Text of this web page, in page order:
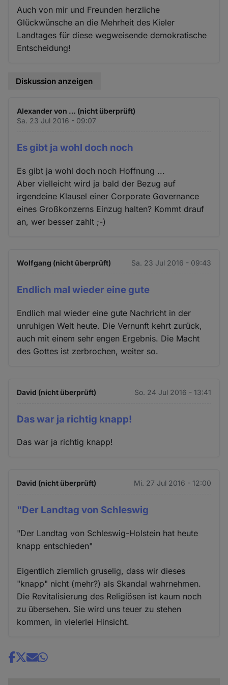
Auch von mir und Freunden herzliche
Glückwünsche an die Mehrheit des Kieler
Landtages für diese wegweisende demokratische
Entscheidung!
Diskussion anzeigen
Alexander von … (nicht überprüft)
Sa. 23 Jul 2016 - 09:07
Es gibt ja wohl doch noch
Es gibt ja wohl doch noch Hoffnung ...
Aber vielleicht wird ja bald der Bezug auf
irgendeine Klausel einer Corporate Governance
eines Großkonzerns Einzug halten? Kommt drauf
an, wer besser zahlt ;-)
Wolfgang (nicht überprüft) Sa. 23 Jul 2016 - 09:43
Endlich mal wieder eine gute
Endlich mal wieder eine gute Nachricht in der
unruhigen Welt heute. Die Vernunft kehrt zurück,
auch mit einem sehr engen Ergebnis. Die Macht
des Gottes ist zerbrochen, weiter so.
David (nicht überprüft) So. 24 Jul 2016 - 13:41
Das war ja richtig knapp!
Das war ja richtig knapp!
David (nicht überprüft) Mi. 27 Jul 2016 - 12:00
"Der Landtag von Schleswig
"Der Landtag von Schleswig-Holstein hat heute
knapp entschieden"
Eigentlich ziemlich gruselig, dass wir dieses
"knapp" nicht (mehr?) als Skandal wahrnehmen.
Die Revitalisierung des Religiösen ist kaum noch
zu übersehen. Sie wird uns teuer zu stehen
kommen, in vielerlei Hinsicht.
Share